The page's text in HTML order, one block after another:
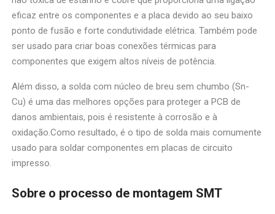
eficaz entre os componentes e a placa devido ao seu baixo
ponto de fusão e forte condutividade elétrica. Também pode
ser usado para criar boas conexões térmicas para
componentes que exigem altos níveis de potência.
Além disso, a solda com núcleo de breu sem chumbo (Sn-
Cu) é uma das melhores opções para proteger a PCB de
danos ambientais, pois é resistente à corrosão e à
oxidação.Como resultado, é o tipo de solda mais comumente
usado para soldar componentes em placas de circuito
impresso.
Sobre o processo de montagem SMT